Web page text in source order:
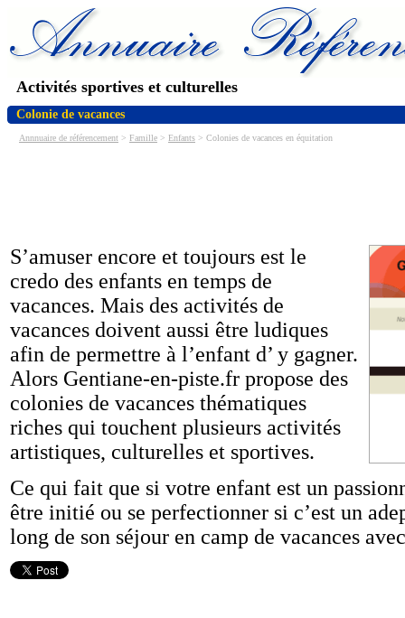
Activités sportives et culturelles
Colonie de vacances
Annnuaire de référencement > Famille > Enfants > Colonies de vacances en équitation
S’amuser encore et toujours est le
credo des enfants en temps de
vacances. Mais des activités de
vacances doivent aussi être ludiques
afin de permettre à l’enfant d’ y gagner.
Alors Gentiane-en-piste.fr propose des
colonies de vacances thématiques
riches qui touchent plusieurs activités
artistiques, culturelles et sportives.
Ce qui fait que si votre enfant est un
être initié ou se perfectionner si c’est un
long de son séjour en camp de vacances